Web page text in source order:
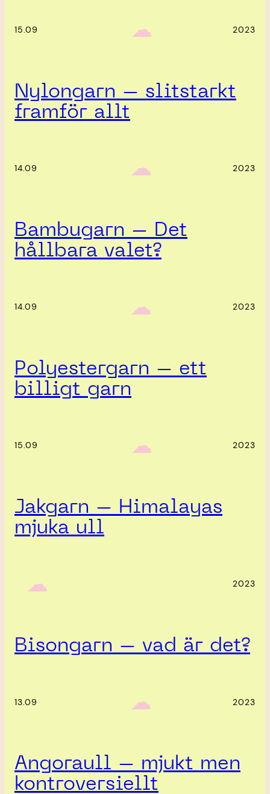
15.09 ‎ ‎‎ ☁︎‎‎ 2023
Nylongarn – slitstarkt
framför allt
14.09 ‎ ‎‎ ☁︎‎‎ 2023
Bambugarn – Det
hållbara valet?
14.09 ‎ ‎‎ ☁︎‎‎ 2023
Polyestergarn – ett
billigt garn
15.09 ‎ ‎‎ ☁︎‎‎ 2023
Jakgarn – Himalayas
mjuka ull
‎ ‎‎ ☁︎‎‎ 2023
Bisongarn – vad är det?
13.09 ‎ ‎‎ ☁︎‎‎ 2023
Angoraull – mjukt men
kontroversiellt